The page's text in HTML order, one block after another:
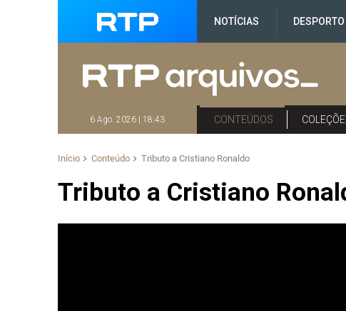
NOTÍCIAS DESPORTO
6 Ago. 2026 | 18:43 CONTEÚDOS
Início Conteúdo Tributo a Cristiano Ronaldo
Tributo a Cristiano